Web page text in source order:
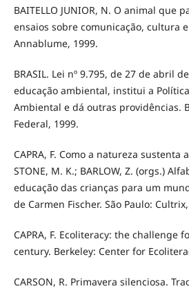
BAITELLO JUNIOR, N. O animal que
ensaios sobre comunicação, cultura
Annablume, 1999.
BRASIL. Lei nº 9.795, de 27 de abril
educação ambiental, institui a
Ambiental e dá outras providências.
Federal, 1999.
CAPRA, F. Como a natureza sustenta
STONE, M. K.; BARLOW, Z. (orgs.)
educação das crianças para um
de Carmen Fischer. São Paulo:
CAPRA, F. Ecoliteracy: the challenge
century. Berkeley: Center for
CARSON, R. Primavera silenciosa.